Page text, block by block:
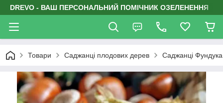
DREVO - ВАШ ПЕРСОНАЛЬНИЙ ПОМІЧНИК ОЗЕЛЕНЕННЯ
Товари Саджанці плодових дерев Саджанці Фундука